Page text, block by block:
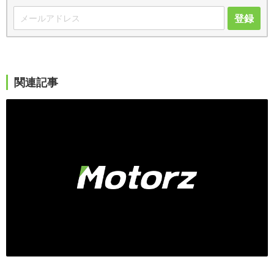
登録
関連記事